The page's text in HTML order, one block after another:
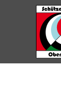
Zum